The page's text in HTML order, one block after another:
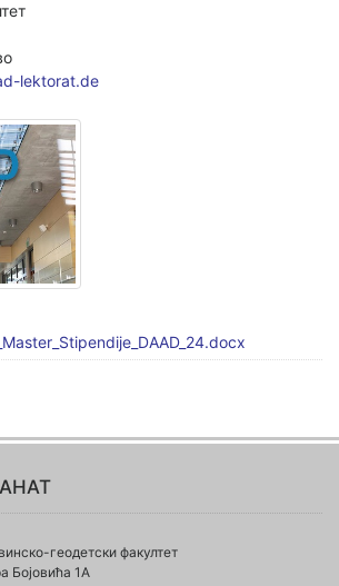
lektorat.de
геодетски факултет
Бојовића 1A